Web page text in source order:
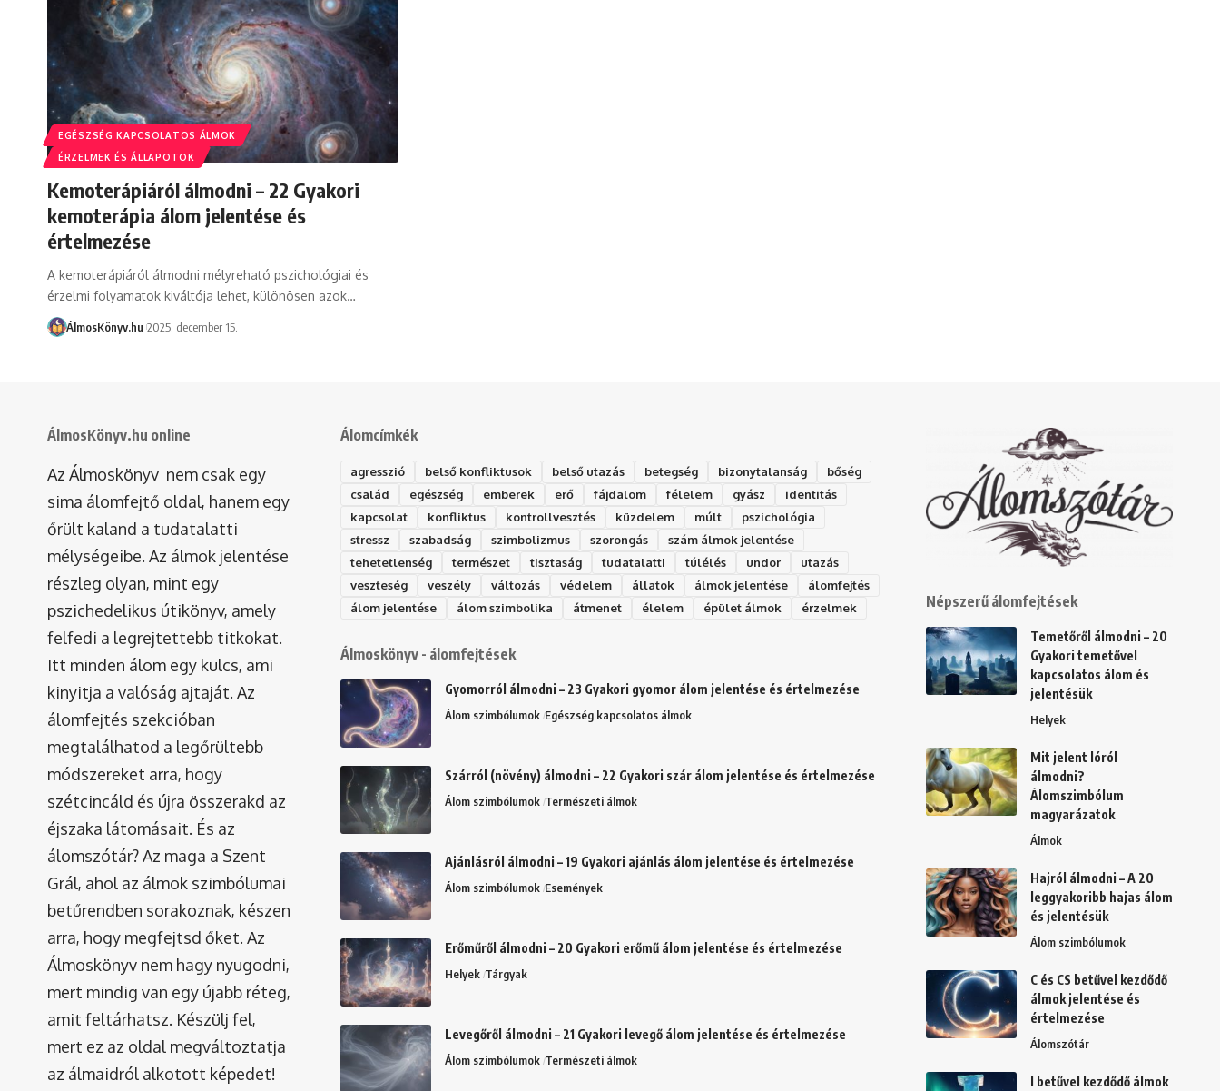
EGÉSZSÉG KAPCSOLATOS ÁLMOK
ÉRZELMEK ÉS ÁLLAPOTOK
Kemoterápiáról álmodni – 22 Gyakori
kemoterápia álom jelentése és
értelmezése
A kemoterápiáról álmodni mélyreható pszichológiai és
érzelmi folyamatok kiváltója lehet, különösen azok…
ÁlmosKönyv.hu 2025. december 15.
ÁlmosKönyv.hu online
Az Álmoskönyv nem csak egy
sima álomfejtő oldal, hanem egy
őrült kaland a tudatalatti
mélységeibe. Az álmok jelentése
részleg olyan, mint egy
pszichedelikus útikönyv, amely
felfedi a legrejtettebb titkokat.
Itt minden álom egy kulcs, ami
kinyitja a valóság ajtaját. Az
álomfejtés szekcióban
megtalálhatod a legőrültebb
módszereket arra, hogy
szétcincáld és újra összerakd az
éjszaka látomásait. És az
álomszótár? Az maga a Szent
Grál, ahol az álmok szimbólumai
betűrendben sorakoznak, készen
arra, hogy megfejtsd őket. Az
Álmoskönyv nem hagy nyugodni,
mert mindig van egy újabb réteg,
amit feltárhatsz. Készülj fel,
mert ez az oldal megváltoztatja
az álmaidról alkotott képedet!
Álomcímkék
agresszió belső konfliktusok belső utazás betegség bizonytalanság
bőség
család
egészség emberek erő fájdalom félelem gyász
identitás
kapcsolat
konfliktus kontrollvesztés küzdelem múlt
pszichológia
stressz
szabadság szimbolizmus szorongás
szám álmok jelentése
tehetetlenség
természet tisztaság tudatalatti túlélés undor
utazás
veszteség
veszély változás védelem állatok álmok jelentése
álomfejtés
álom jelentése
álom szimbolika átmenet élelem épület álmok érzelmek
Álmoskönyv - álomfejtések
Gyomorról álmodni – 23 Gyakori gyomor álom jelentése és értelmezése
Álom szimbólumok Egészség kapcsolatos álmok
Szárról (növény) álmodni – 22 Gyakori szár álom jelentése és értelmezése
Álom szimbólumok Természeti álmok
Ajánlásról álmodni – 19 Gyakori ajánlás álom jelentése és értelmezése
Álom szimbólumok Események
Erőműről álmodni – 20 Gyakori erőmű álom jelentése és értelmezése
Helyek Tárgyak
Levegőről álmodni – 21 Gyakori levegő álom jelentése és értelmezése
Álom szimbólumok Természeti álmok
Népszerű álomfejtések
Temetőről álmodni – 20
Gyakori temetővel
kapcsolatos álom és
jelentésük
Helyek
Mit jelent lóról
álmodni?
Álomszimbólum
magyarázatok
Álmok
Hajról álmodni – A 20
leggyakoribb hajas álom
és jelentésük
Álom szimbólumok
C és CS betűvel kezdődő
álmok jelentése és
értelmezése
Álomszótár
I betűvel kezdődő álmok